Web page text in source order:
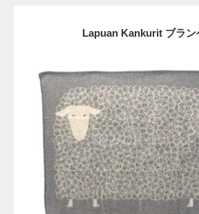
Lapuan Kankurit ブラン